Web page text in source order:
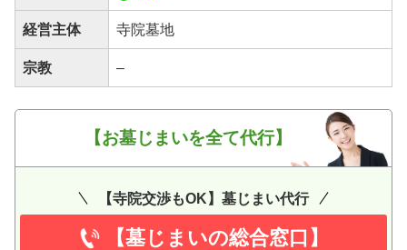
経営主体 寺院墓地
宗教 –
【お墓じまいを全て代行】
【寺院交渉もOK】墓じまい代行
【墓じまいの総合窓口】